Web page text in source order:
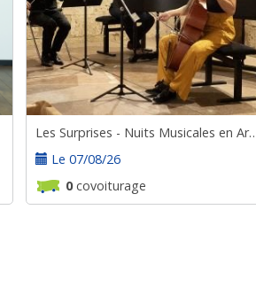
Les Surprises - Nuits
Le 07/08/26
0covoiturage